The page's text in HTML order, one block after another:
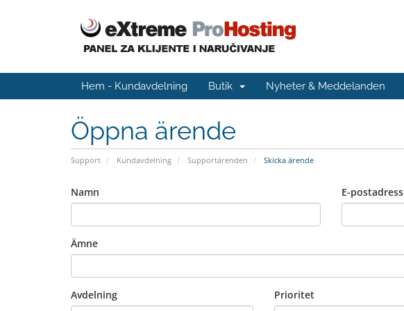
Hem - Kundavdelning Butik Nyheter & Meddelanden
Öppna ärende
Support Kundavdelning Supportärenden Skicka ärende
Namn E-postadress
Ämne
Avdelning Prioritet